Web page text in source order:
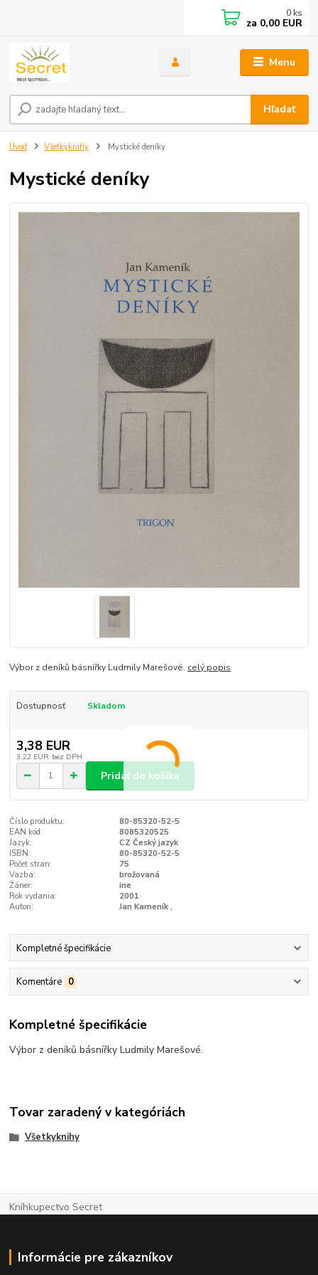
Menu
Hľadať
0 ks
za 0,00 EUR
Úvod Všetkyknihy Mystické deníky
Mystické deníky
Výbor z deníků básnířky Ludmily Marešové. celý popis
Dostupnosť Skladom
3,38 EUR
3,22 EUR bez DPH
Pridať do košíka
Číslo produktu:
80-85320-52-5
EAN kód:
8085320525
Jazyk:
CZ Český jazyk
ISBN:
80-85320-52-5
Počet stran:
75
Vazba:
brožovaná
Žáner:
ine
Rok vydania:
2001
Autori:
Jan Kameník ,
Kompletné špecifikácie
Komentáre 0
Kompletné špecifikácie
Výbor z deníků básnířky Ludmily Marešové.
Tovar zaradený v kategóriách
Všetkyknihy
Kníhkupectvo Secret
Informácie pre zákazníkov